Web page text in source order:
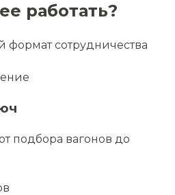
работать?
сотрудничества
подбора вагонов до